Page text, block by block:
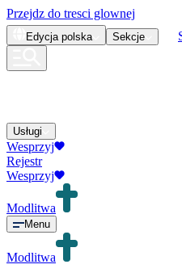
Przejdz do tresci glownej
Edycja polska Sekcje
Usługi
Wesprzyj
Rejestr
Wesprzyj
Modlitwa
Menu
Modlitwa